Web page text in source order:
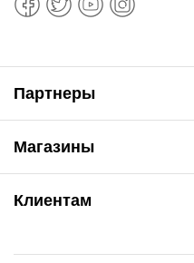
Магазины
ул. Рабочая, 2-а
Клиентам
Партнеры
Сервис колористам